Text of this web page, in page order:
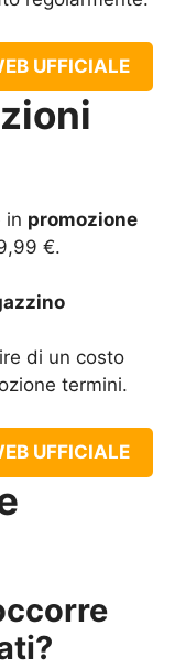
UFFICIALE
in promozione
€.
di un costo
termini.
UFFICIALE